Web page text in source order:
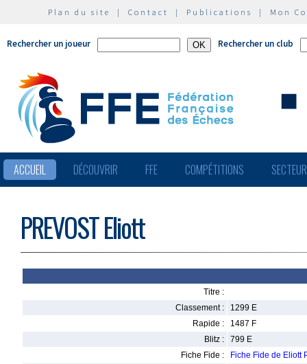
Plan du site | Contact | Publications | Mon
Rechercher un joueur Rechercher un club
ACCUEIL DÉCOUVRIR FFE COMPÉTITIONS
PREVOST Eliott
Titre :
Classement :
1299 E
Rapide :
1487 F
Blitz :
799 E
Fiche Fide :
Fiche Fide de Eliott